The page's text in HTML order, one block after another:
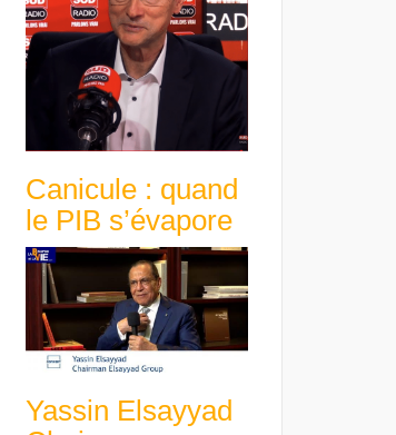
Canicule : quand
le PIB s’évapore
Yassin Elsayyad